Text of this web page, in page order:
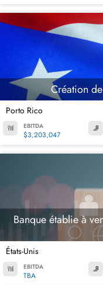
Création
Porto Rico
EBITDA
$3,203,047
Banque établie à
États-Unis
EBITDA
TBA